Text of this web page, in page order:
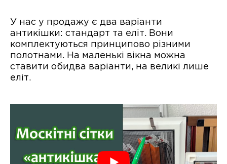
У нас у продажу є два варіанти
антикішки: стандарт та еліт. Вони
комплектуються принципово різними
полотнами. На маленькі вікна можна
ставити обидва варіанти, на великі лише
еліт.